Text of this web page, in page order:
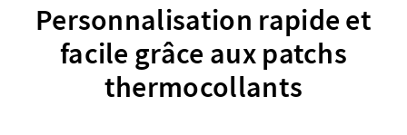
Personnalisation rapide et
facile grâce aux patchs
thermocollants